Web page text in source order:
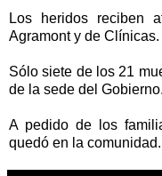
Los heridos reciben
Agramont y de Clínicas.
Sólo siete de los 21
de la sede del Gobierno.
A pedido de los
quedó en la comunidad.